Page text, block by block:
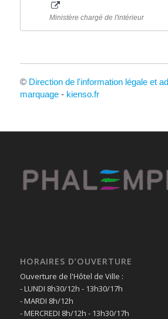
Ministère chargé de l'intérieur
© Direction de l'information légale et
marquage- kienso.fr
HORAIRES D’OUVERTURE
Ouverture de l'Hôtel de Ville :
- LUNDI 8h30/12h - 13h30/17h
- MARDI 8h/12h
- MERCREDI 8h/12h - 13h30/17h